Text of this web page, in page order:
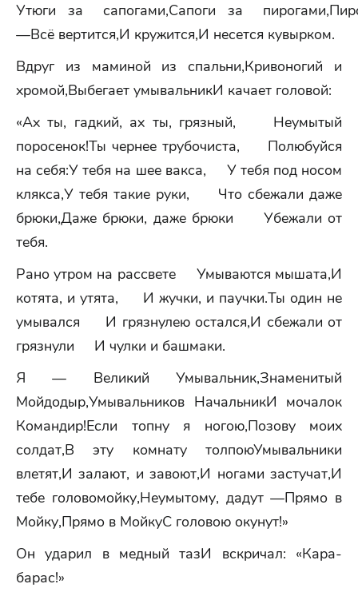
Утюги за сапогами,Сапоги за
—Всё вертится,И кружится,И несется кувырком.
Вдруг из маминой из спальни,Кривоногий и
хромой,Выбегает умывальникИ качает головой:
«Ах ты, гадкий, ах ты, грязный, Неумытый
поросенок!Ты чернее трубочиста, Полюбуйся
на себя:У тебя на шее вакса, У тебя под носом
клякса,У тебя такие руки, Что сбежали даже
брюки,Даже брюки, даже брюки Убежали от
тебя.
Рано утром на рассвете Умываются мышата,И
котята, и утята, И жучки, и паучки.Ты один не
умывался И грязнулею остался,И сбежали от
грязнули И чулки и башмаки.
Я — Великий Умывальник,Знаменитый
Мойдодыр,Умывальников НачальникИ мочалок
Командир!Если топну я ногою,Позову моих
солдат,В эту комнату толпоюУмывальники
влетят,И залают, и завоют,И ногами застучат,И
тебе головомойку,Неумытому, дадут —Прямо в
Мойку,Прямо в МойкуС головою окунут!»
Он ударил в медный тазИ вскричал: «Кара-
барас!»